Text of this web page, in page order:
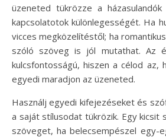
üzeneted tükrözze a
kapcsolatotok különlegességét. Ha
vicces megközelítéstől; ha
szóló szöveg is jól mutathat. Az
kulcsfontosságú, hiszen a célod az,
egyedi maradjon az üzeneted.
Használj egyedi kifejezéseket és
a saját stílusodat tükrözik. Egy kicsit
szöveget, ha belecsempészel egy-